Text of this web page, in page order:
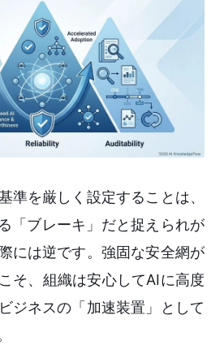
準を厳しく設定することは、
「ブレーキ」だと捉えられが
には逆です。強固な安全網が
そ、組織は安心してAIに高度
ジネスの「加速装置」として